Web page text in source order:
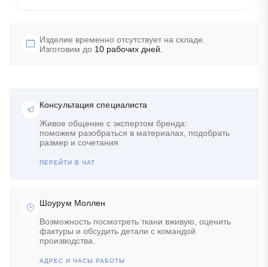
Изделие временно отсутствует на складе.
Изготовим до 10 рабочих дней.
Консультация специалиста
Живое общение с экспертом бренда:
поможем разобраться в материалах, подобрать
размер и сочетания
ПЕРЕЙТИ В ЧАТ
Шоурум Моллен
Возможность посмотреть ткани вживую, оценить
фактуры и обсудить детали с командой
производства.
АДРЕС И ЧАСЫ РАБОТЫ